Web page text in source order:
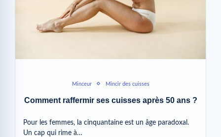
Minceur Mincir des cuisses
Comment raffermir ses cuisses après 50 ans ?
Pour les femmes, la cinquantaine est un âge paradoxal.
Un cap qui rime à…